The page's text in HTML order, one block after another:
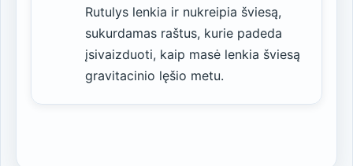
Rutulys lenkia ir nukreipia šviesą,
sukurdamas raštus, kurie padeda
įsivaizduoti, kaip masė lenkia šviesą
gravitacinio lęšio metu.